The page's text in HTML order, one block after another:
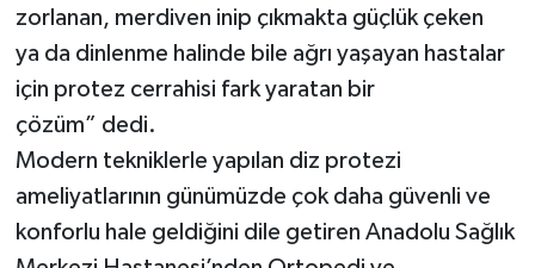
zorlanan, merdiven inip çıkmakta güçlük çeken
ya da dinlenme halinde bile ağrı yaşayan hastalar
için protez cerrahisi fark yaratan bir
çözüm” dedi.
Modern tekniklerle yapılan diz protezi
ameliyatlarının günümüzde çok daha güvenli ve
konforlu hale geldiğini dile getiren Anadolu Sağlık